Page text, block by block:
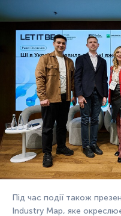
Під час події також
Industry Map, яке